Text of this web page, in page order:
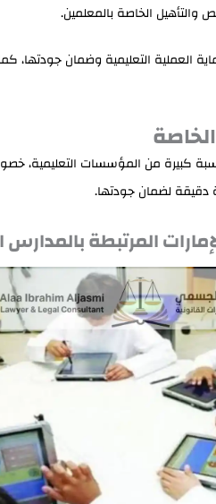
والتأهيل الخاصة بالمعلمين.
العملية التعليمية وضمان جودتها،
كبيرة من المؤسسات التعليمية،
دقيقة لضمان جودتها.
المرتبطة